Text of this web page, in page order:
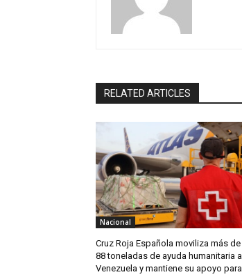
RELATED ARTICLES
Nacional
Cruz Roja Española moviliza más de
88 toneladas de ayuda humanitaria a
Venezuela y mantiene su apoyo para